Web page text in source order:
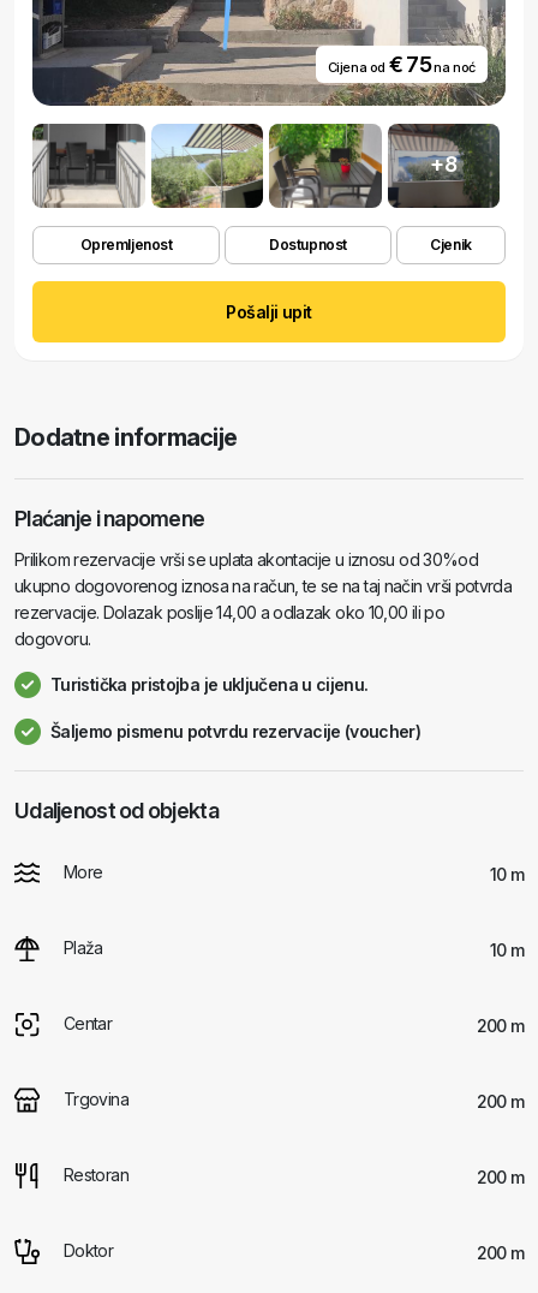
Cijena od € 75na noć
+8
Opremljenost Dostupnost Cjenik
Pošalji upit
Dodatne informacije
Plaćanje i napomene
Prilikom rezervacije vrši se uplata akontacije u iznosu od 30%od
ukupno dogovorenog iznosa na račun, te se na taj način vrši potvrda
rezervacije. Dolazak poslije 14,00 a odlazak oko 10,00 ili po
dogovoru.
Turistička pristojba je uključena u cijenu.
Šaljemo pismenu potvrdu rezervacije (voucher)
Udaljenost od objekta
More 10 m
Plaža 10 m
Centar 200 m
Trgovina 200 m
Restoran 200 m
Doktor 200 m